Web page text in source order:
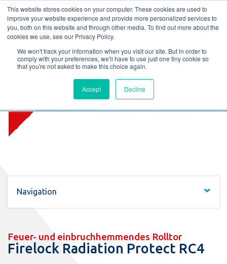
This website stores cookies on your computer. These cookies are used to
improve your website experience and provide more personalized services to
you, both on this website and through other media. To find out more about the
cookies we use, see our Privacy Policy.
We won't track your information when you visit our site. But in order to
comply with your preferences, we'll have to use just one tiny cookie so
that you're not asked to make this choice again.
Accept Decline
L T M P
Firelock Radiation Protect RC4
Navigation
Feuer- und einbruchhemmendes Rolltor
Firelock Radiation Protect RC4